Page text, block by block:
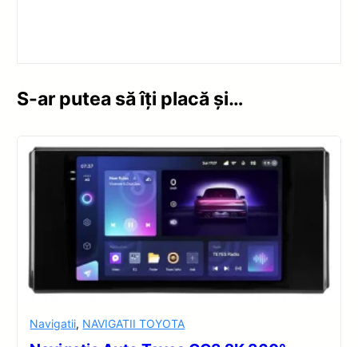
S-ar putea să îți placă și…
Navigatii, NAVIGATII TOYOTA